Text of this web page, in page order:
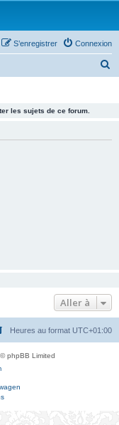
Connexion
S’enregistrer
les sujets de ce forum.
Aller à
Heures au format UTC+01:00
phpBB Limited